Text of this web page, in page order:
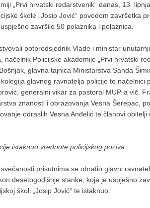
„Prvi hrvatski redarstvenik“ danas, 13.
škole „Josip Jović“ povodom završetka
završilo 50 polaznika i polaznica.
potpredsjednik Vlade i ministar
načelnik Policijske akademije „Prvi hrvatski
Bošnjak, glavna tajnica Ministarstva Sanda
glavnog ravnatelja policije te načelnici
generalni vikar za pastoral MUP-a vlč.
znanosti i obrazovanja Vesna Šerepac,
odraslih Vesna Anđelić te članovi
istaknuo vrednote policijskog poziva
prisutnima se obratio glavni
desetogodišnje stanke, koja je uspješno
školi „Josip Jović“ te istaknuo: